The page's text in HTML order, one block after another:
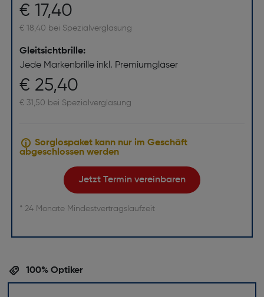
€ 17,40
€ 18,40 bei Spezialverglasung
Gleitsichtbrille:
Jede Markenbrille inkl. Premiumgläser
€ 25,40
€ 31,50 bei Spezialverglasung
Sorglospaket kann nur im Geschäft
abgeschlossen werden
Jetzt Termin vereinbaren
* 24 Monate Mindestvertragslaufzeit
100% Optiker